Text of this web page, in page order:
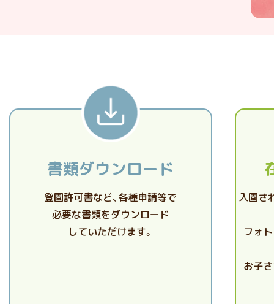
書類ダウンロード
登園許可書など、各種申請等で
必要な書類をダウンロード
していただけます。
入園さ
フォ
お子